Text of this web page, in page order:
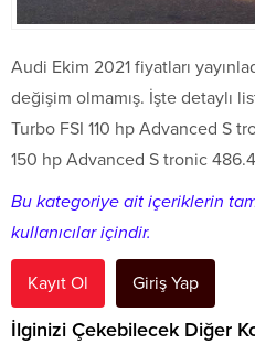
Audi Ekim 2021 fiyatları
değişim olmamış. İşte detaylı
Turbo FSI 110 hp Advanced S
150 hp Advanced S tronic
Bu kategoriye ait içeriklerin
kullanıcılar içindir.
Kayıt Ol Giriş Yap
İlginizi Çekebilecek Diğer